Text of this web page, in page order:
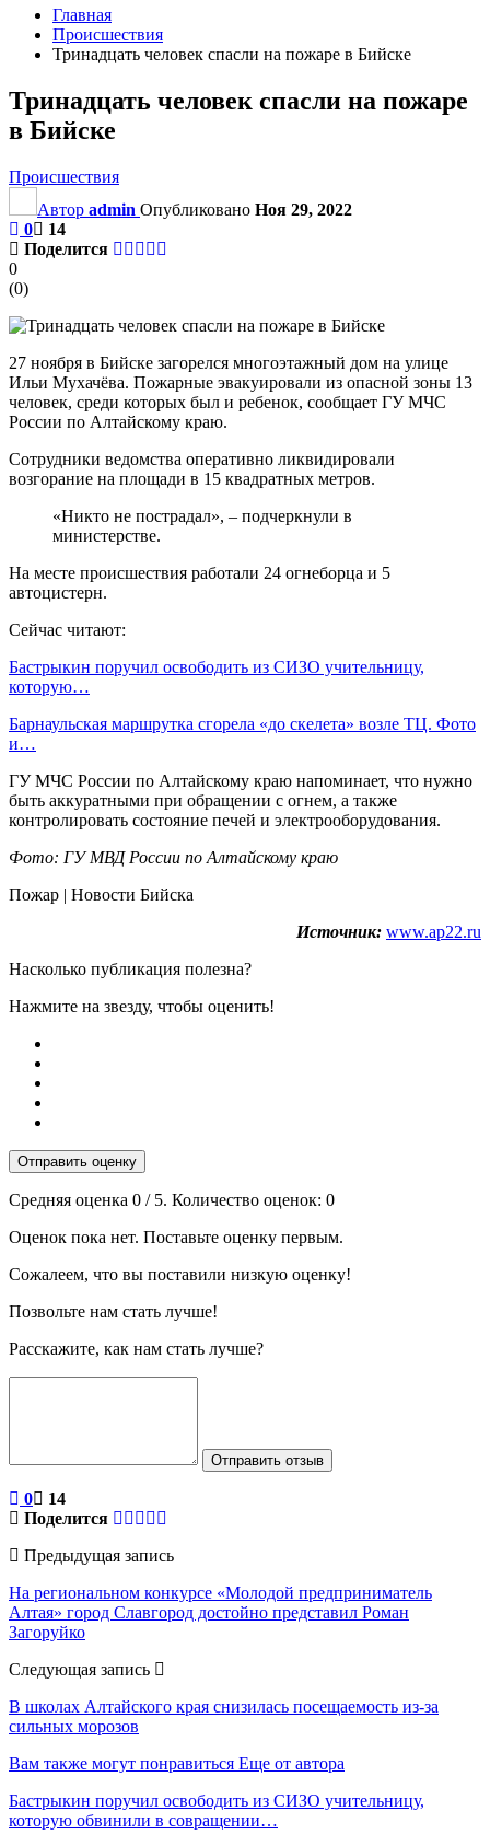
Главная
Происшествия
Тринадцать человек спасли на пожаре в Бийске
Тринадцать человек спасли на пожаре
в Бийске
Происшествия
Автор admin Опубликовано Ноя 29, 2022
0
14
Поделится
0
(0)
27 ноября в Бийске загорелся многоэтажный дом на улице
Ильи Мухачёва. Пожарные эвакуировали из опасной зоны 13
человек, среди которых был и ребенок, сообщает ГУ МЧС
России по Алтайскому краю.
Сотрудники ведомства оперативно ликвидировали
возгорание на площади в 15 квадратных метров.
«Никто не пострадал», – подчеркнули в
министерстве.
На месте происшествия работали 24 огнеборца и 5
автоцистерн.
Сейчас читают:
Бастрыкин поручил освободить из СИЗО учительницу,
которую…
Барнаульская маршрутка сгорела «до скелета» возле ТЦ. Фото
и…
ГУ МЧС России по Алтайскому краю напоминает, что нужно
быть аккуратными при обращении с огнем, а также
контролировать состояние печей и электрооборудования.
Фото: ГУ МВД России по Алтайскому краю
Пожар | Новости Бийска
Источник: www.ap22.ru
Насколько публикация полезна?
Нажмите на звезду, чтобы оценить!
Отправить оценку
Средняя оценка 0 / 5. Количество оценок: 0
Оценок пока нет. Поставьте оценку первым.
Сожалеем, что вы поставили низкую оценку!
Позвольте нам стать лучше!
Расскажите, как нам стать лучше?
Отправить отзыв
0
14
Поделится
Предыдущая запись
На региональном конкурсе «Молодой предприниматель
Алтая» город Славгород достойно представил Роман
Загоруйко
Следующая запись
В школах Алтайского края снизилась посещаемость из-за
сильных морозов
Вам также могут понравиться Еще от автора
Бастрыкин поручил освободить из СИЗО учительницу,
которую обвинили в совращении…